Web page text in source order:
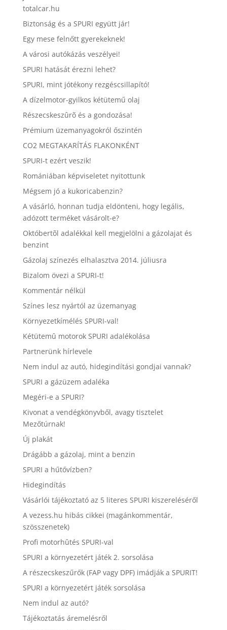
totalcar.hu
Biztonság és a SPURI együtt jár!
Egy mese felnőtt gyerekeknek!
A városi autókázás veszélyei!
SPURI hatását érezni lehet?
SPURI, mint jótékony rezgéscsillapító!
A dízelmotor-gyilkos kétütemű olaj
Részecskeszûrõ és a gondozása!
Prémium üzemanyagokról őszintén
CO2 MEGTAKARÍTÁS FLAKONKÉNT
SPURI-t ezért veszik!
Romániában képviseletet nyitottunk
Mégsem jó a kukoricabenzin?
A vásárló, honnan tudja eldönteni, hogy legális,
adózott terméket vásárolt-e?
Októbertõl adalékkal kell megjelölni a gázolajat és
benzint
Gázolaj színezés elhalasztva 2014. júliusra
Bizalom övezi a SPURI-t!
Kommentár nélkül
Színes lesz nyártól az üzemanyag
Környezetkímélés SPURI-val!
Kétütemû motorok SPURI adalékolása
Partnerünk hírlevele
Nem indul az autó, hidegindítási gondjai vannak?
SPURI a gázüzem adaléka
Megéri-e a SPURI?
Kivonat a vendégkönyvből, avagy tisztelet
Mezőtúrnak!
Új plakát
Drágább a gázolaj, mint a benzin
SPURI a hűtővízben?
Hidegindítás
Vásárlói tájékoztató az 5 literes SPURI kiszereléséről
A vezess.hu hibás cikkei (magánkommentár,
szösszenetek)
Profi motorhûtés SPURI-val
SPURI a környezetért játék 2. sorsolása
A részecskeszűrők (FAP vagy DPF) imádják a SPURIT!
SPURI a környezetért játék sorsolása
Nem indul az autó?
Tájékoztatás áremelésről